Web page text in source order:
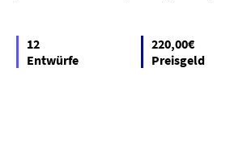
12
Entwürfe
220,00€
Preisgeld